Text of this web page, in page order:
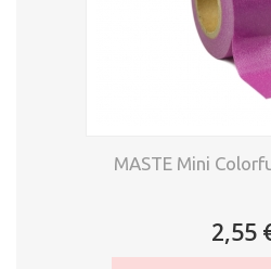
MASTE Mini
2,55